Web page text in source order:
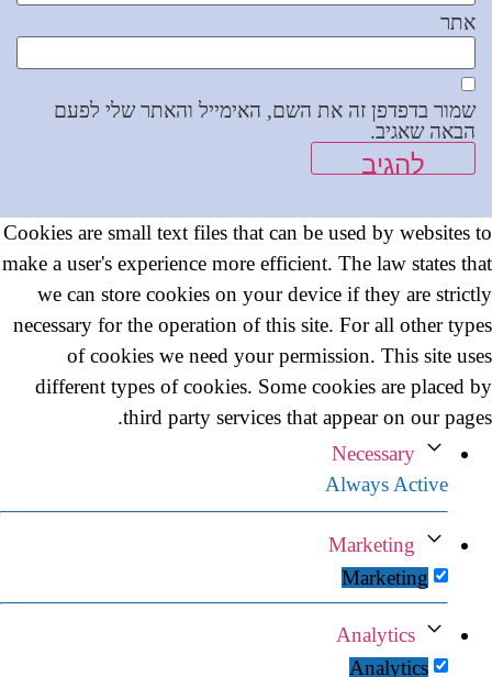
אתר
שמור בדפדפן זה את השם, האימייל והאתר שלי לפעם
הבאה שאגיב.
Cookies are small text files that can be used by websites to
make a user's experience more efficient. The law states that
we can store cookies on your device if they are strictly
necessary for the operation of this site. For all other types
of cookies we need your permission. This site uses
different types of cookies. Some cookies are placed by
third party services that appear on our pages.
Necessary
Always Active
Marketing
Marketing
Analytics
Analytics